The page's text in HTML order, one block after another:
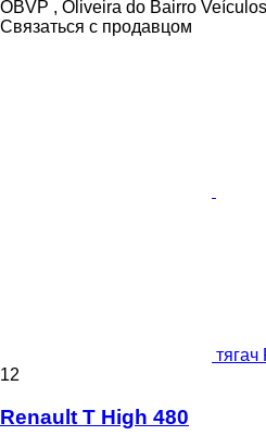
OBVP , Oliveira do Bairro
Связаться с продавцом
12
Renault T High 480